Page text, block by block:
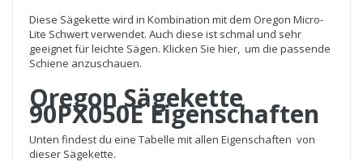
Diese Sägekette wird in Kombination mit dem Oregon Micro-
Lite Schwert verwendet. Auch diese ist schmal und sehr
geeignet für leichte Sägen. Klicken Sie hier, um die passende
Schiene anzuschauen.
Oregon Sägekette
90PX050E Eigenschaften
Unten findest du eine Tabelle mit allen Eigenschaften von
dieser Sägekette.